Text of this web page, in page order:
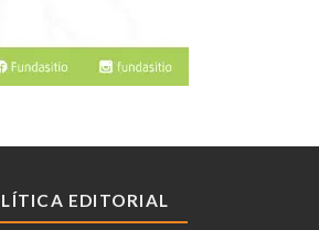
EDITORIAL